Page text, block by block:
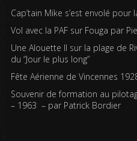
Cap’tain Mike s’est envolé pour
Vol avec la PAF sur Fouga par
Une Alouette II sur la plage de
du “Jour le plus long”
Fête Aérienne de Vincennes
Souvenir de formation au
– 1963 – par Patrick Bordier